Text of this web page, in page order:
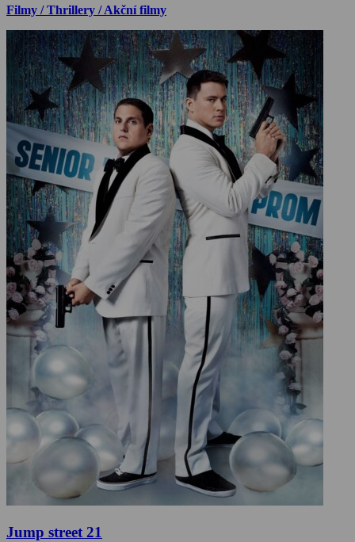
Filmy / Thrillery / Akční filmy
Jump street 21